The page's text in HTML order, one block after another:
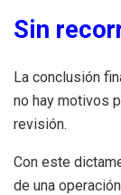
Sin
La conclusión
no hay motivos
revisión.
Con este
de una